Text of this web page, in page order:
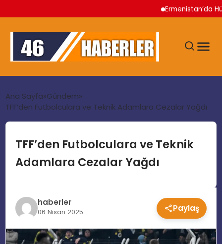
Ermenistan’da
GÜNDEM
EKONOMI
TEKNOLOJI
EĞITIM
Ana Sayfa Gündem
TFF’den Futbolculara ve Teknik Adamlara Cezalar Yağdı
TFF’den Futbolculara ve Teknik
Adamlara Cezalar Yağdı
haberler
06 Nisan 2025 Paylaş